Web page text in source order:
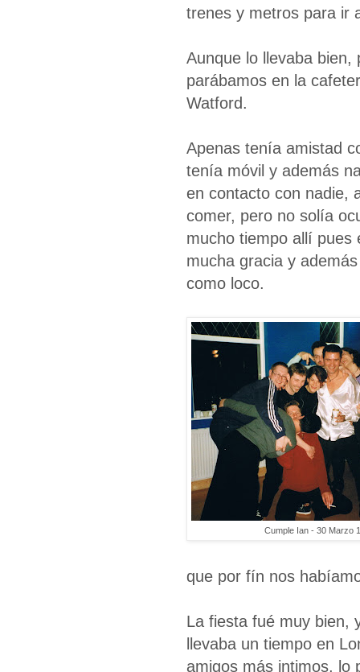
trenes y metros para ir
Aunque lo llevaba
parábamos en la cafeter
Watford.
Apenas tenía amistad
tenía móvil y además
en contacto con nadie,
comer, pero no solía
mucho tiempo allí pues
mucha gracia y
como loco.
Cumple Ian - 30 Marzo
que por fín nos
La fiesta fué muy bien,
llevaba un tiempo en
amigos más intimos, lo